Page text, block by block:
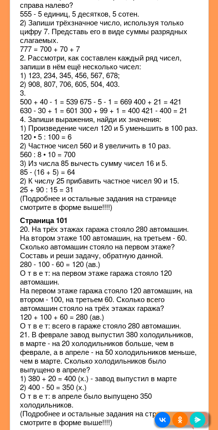
справа налево?
555 - 5 единиц, 5 десятков, 5 сотен.
2) Запиши трёхзначное число, используя только
цифру 7. Представь его в виде суммы разрядных
слагаемых.
777 = 700 + 70 + 7
2. Рассмотри, как составлен каждый ряд чисел,
запиши в нём ещё несколько чисел:
1) 123, 234, 345, 456, 567, 678;
2) 908, 807, 706, 605, 504, 403.
3.
500 + 40 - 1 = 539 675 - 5 - 1 = 669 400 + 21 = 421
630 - 30 + 1 = 601 300 + 99 + 1 = 400 421 - 400 = 21
4. Запиши выражения, найди их значения:
1) Произведение чисел 120 и 5 уменьшить в 100 раз.
120 • 5 : 100 = 6
2) Частное чисел 560 и 8 увеличить в 10 раз.
560 : 8 • 10 = 700
3) Из числа 85 вычесть сумму чисел 16 и 5.
85 - (16 + 5) = 64
2) К числу 25 прибавить частное чисел 90 и 15.
25 + 90 : 15 = 31
(Подробнее и остальные задания на странице
смотрите в форме выше!!!!)
Страница 101
20. На трёх этажах гаража стояло 280 автомашин.
На втором этаже 100 автомашин, на третьем - 60.
Сколько автомашин стояло на первом этаже?
Составь и реши задачу, обратную данной.
280 - 100 - 60 = 120 (ав.)
О т в е т: на первом этаже гаража стояло 120
автомашин.
На первом этаже гаража стояло 120 автомашин, на
втором - 100, на третьем 60. Сколько всего
автомашин стояло на трёх этажах гаража?
120 + 100 + 60 = 280 (ав.)
О т в е т: всего в гараже стояло 280 автомашин.
21. В феврале завод выпустил 380 холодильников,
в марте - на 20 холодильников больше, чем в
феврале, а в апреле - на 50 холодильников меньше,
чем в марте. Сколько холодильников было
выпущено в апреле?
1) 380 + 20 = 400 (х.) - завод выпустил в марте
2) 400 - 50 = 350 (х.)
О т в е т: в апреле было выпущено 350
холодильников.
(Подробнее и остальные задания на странице
смотрите в форме выше!!!!)